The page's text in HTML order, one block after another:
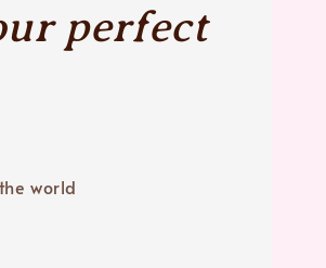
perfect
world